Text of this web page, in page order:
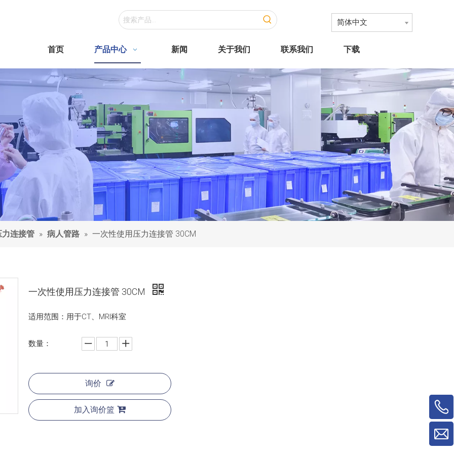
简体中文
首页 产品中心 新闻 关于我们 联系我们 下载
力连接管 » 病人管路 » 一次性使用压力连接管 30CM
一次性使用压力连接管 30CM
适用范围：用于CT、MRI科室
数量：
询价
加入询价篮